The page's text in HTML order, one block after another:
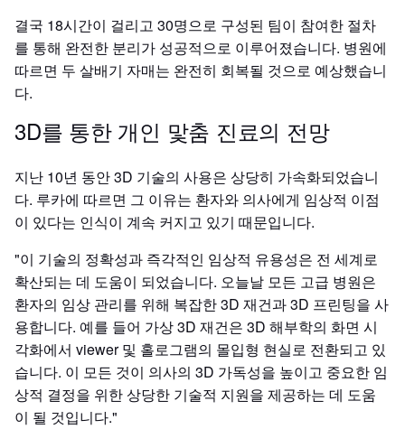
결국 18시간이 걸리고 30명으로 구성된 팀이 참여한 절차
를 통해 완전한 분리가 성공적으로 이루어졌습니다. 병원에
따르면 두 살배기 자매는 완전히 회복될 것으로 예상했습니
다.
3D를 통한 개인 맟춤 진료의 전망
지난 10년 동안 3D 기술의 사용은 상당히 가속화되었습니
다. 루카에 따르면 그 이유는 환자와 의사에게 임상적 이점
이 있다는 인식이 계속 커지고 있기 때문입니다.
"이 기술의 정확성과 즉각적인 임상적 유용성은 전 세계로
확산되는 데 도움이 되었습니다. 오늘날 모든 고급 병원은
환자의 임상 관리를 위해 복잡한 3D 재건과 3D 프린팅을 사
용합니다. 예를 들어 가상 3D 재건은 3D 해부학의 화면 시
각화에서 viewer 및 홀로그램의 몰입형 현실로 전환되고 있
습니다. 이 모든 것이 의사의 3D 가독성을 높이고 중요한 임
상적 결정을 위한 상당한 기술적 지원을 제공하는 데 도움
이 될 것입니다."